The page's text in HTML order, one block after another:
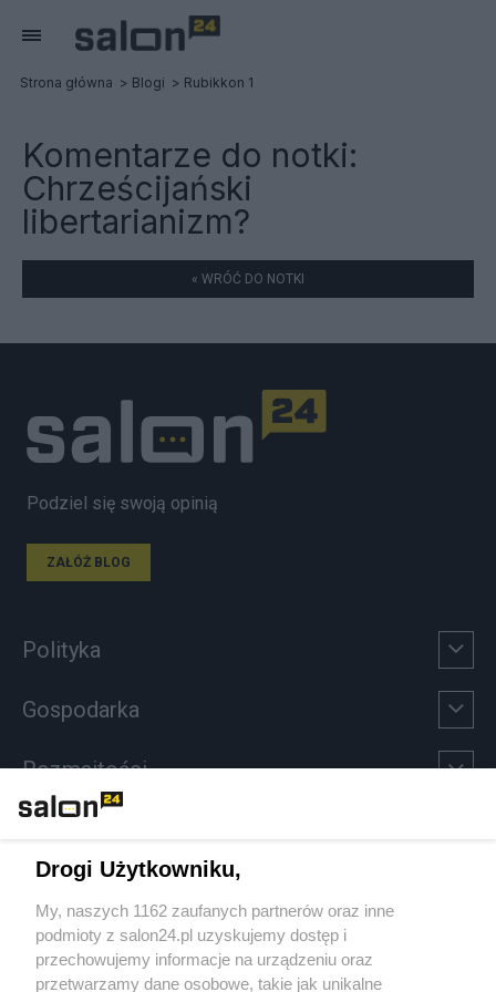
Strona główna Blogi Rubikkon 1
Komentarze do notki:
Chrześcijański
libertarianizm?
« WRÓĆ DO NOTKI
Podziel się swoją opinią
ZAŁÓŻ BLOG
Polityka
Gospodarka
Rozmaitości
Sport
Społeczeństwo
Drogi Użytkowniku,
My, naszych 1162 zaufanych partnerów oraz inne
podmioty z salon24.pl uzyskujemy dostęp i
przechowujemy informacje na urządzeniu oraz
przetwarzamy dane osobowe, takie jak unikalne